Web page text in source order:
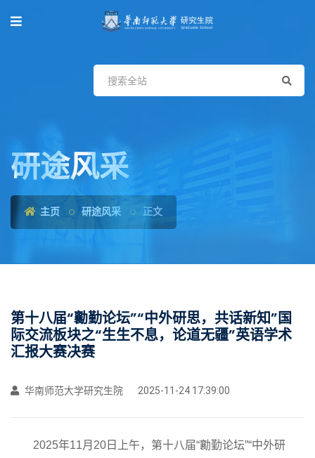
研途风采
主页 研途风采 正文
第十八届“勷勤论坛”“中外研思，共话新知”国
际交流板块之“生生不息，论道无疆”英语学术
汇报大赛决赛
华南师范大学研究生院 2025-11-24 17:39:00
2025年11月20日上午，第十八届“勷勤论坛”“中外研